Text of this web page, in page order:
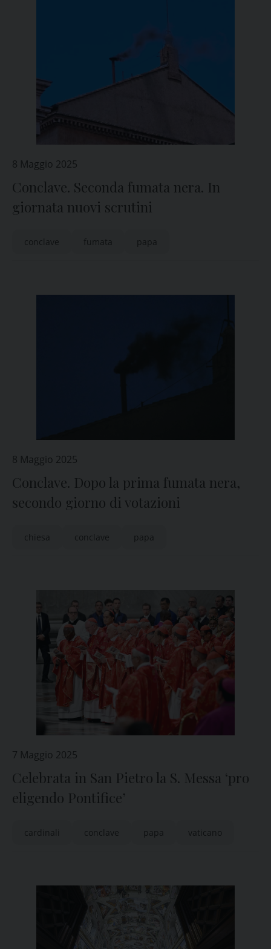
8 Maggio 2025
Conclave. Seconda fumata nera. In
giornata nuovi scrutini
conclave fumata papa
8 Maggio 2025
Conclave. Dopo la prima fumata nera,
secondo giorno di votazioni
chiesa conclave papa
7 Maggio 2025
Celebrata in San Pietro la S. Messa ‘pro
eligendo Pontifice’
cardinali conclave papa vaticano